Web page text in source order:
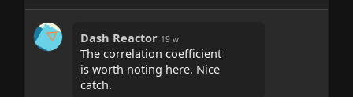
Dash Reactor 19 w
The correlation coefficient
is worth noting here. Nice
catch.